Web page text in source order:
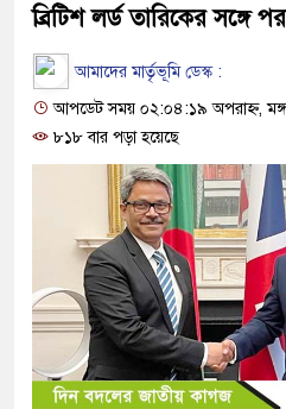
ব্রিটিশ লর্ড তারিকের সঙ্গে
আমাদের মার্তৃভূমি ডেস্ক :
আপডেট সময় ০২:০৪:১৯ অপরাহ্ন,
৮১৮ বার পড়া হয়েছে